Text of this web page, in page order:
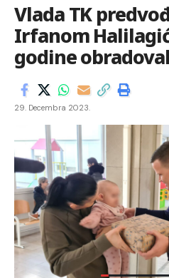
Vlada TK
Irfanom
godine
29. Decembra 2023.